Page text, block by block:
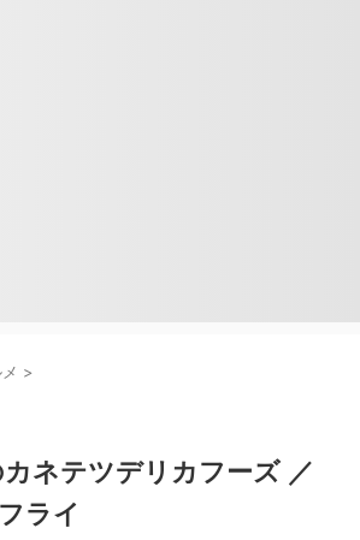
>
ネテツデリカフーズ ／
ライ